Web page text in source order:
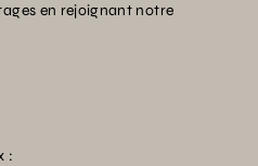
en rejoignant notre
: